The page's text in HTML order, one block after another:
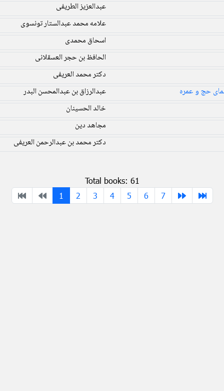
عبدالعزیز الطریفی
علامه محمد عبدالستار تونسوی
اسحاق محمدی
الحافظ بن حجر العسقلانی
دکتر محمد العریفی
حج و عمره عبدالرزاق بن عبدالمحسن البدر
خالد الحسینان
مجاهد دین
دکتر محمد بن عبدالرحمن العریفی
Total books: 61
1
2 3 4 5 6 7